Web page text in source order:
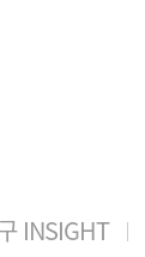
INSIGHT